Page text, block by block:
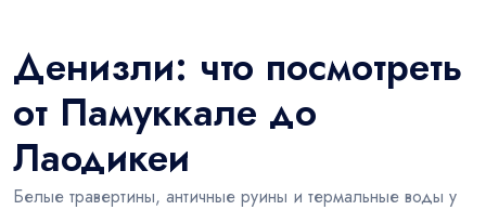
Денизли: что посмотреть
от Памуккале до
Лаодикеи
Белые травертины, античные руины и термальные воды у